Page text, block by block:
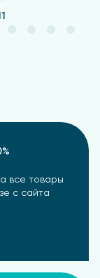
все товары
с сайта